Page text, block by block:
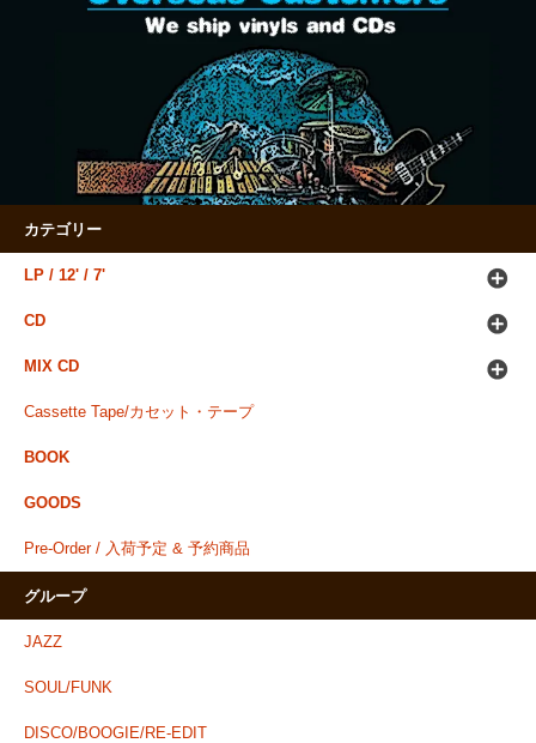
カテゴリー
LP / 12' / 7'
CD
MIX CD
Cassette Tape/カセット・テープ
BOOK
GOODS
Pre-Order / 入荷予定 & 予約商品
グループ
JAZZ
SOUL/FUNK
DISCO/BOOGIE/RE-EDIT